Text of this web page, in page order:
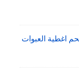
اغطية العبوات